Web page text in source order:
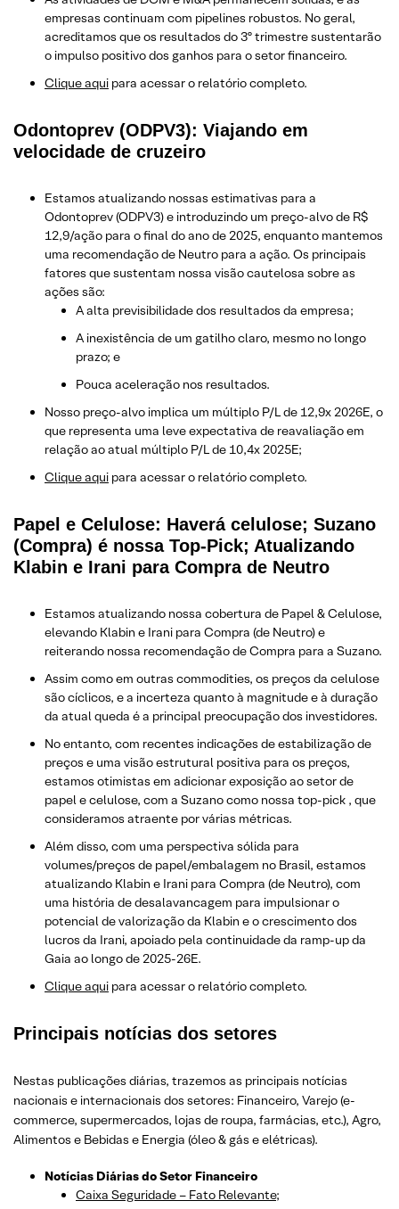
empresas continuam com pipelines robustos. No geral,
acreditamos que os resultados do 3º trimestre sustentarão
o impulso positivo dos ganhos para o setor financeiro.
Clique aqui para acessar o relatório completo.
Odontoprev (ODPV3): Viajando em
velocidade de cruzeiro
Estamos atualizando nossas estimativas para a
Odontoprev (ODPV3) e introduzindo um preço-alvo de R$
12,9/ação para o final do ano de 2025, enquanto mantemos
uma recomendação de Neutro para a ação. Os principais
fatores que sustentam nossa visão cautelosa sobre as
ações são:
A alta previsibilidade dos resultados da empresa;
A inexistência de um gatilho claro, mesmo no longo
prazo; e
Pouca aceleração nos resultados.
Nosso preço-alvo implica um múltiplo P/L de 12,9x 2026E, o
que representa uma leve expectativa de reavaliação em
relação ao atual múltiplo P/L de 10,4x 2025E;
Clique aqui para acessar o relatório completo.
Papel e Celulose: Haverá celulose; Suzano
(Compra) é nossa Top-Pick; Atualizando
Klabin e Irani para Compra de Neutro
Estamos atualizando nossa cobertura de Papel & Celulose,
elevando Klabin e Irani para Compra (de Neutro) e
reiterando nossa recomendação de Compra para a Suzano.
Assim como em outras commodities, os preços da celulose
são cíclicos, e a incerteza quanto à magnitude e à duração
da atual queda é a principal preocupação dos investidores.
No entanto, com recentes indicações de estabilização de
preços e uma visão estrutural positiva para os preços,
estamos otimistas em adicionar exposição ao setor de
papel e celulose, com a Suzano como nossa top-pick , que
consideramos atraente por várias métricas.
Além disso, com uma perspectiva sólida para
volumes/preços de papel/embalagem no Brasil, estamos
atualizando Klabin e Irani para Compra (de Neutro), com
uma história de desalavancagem para impulsionar o
potencial de valorização da Klabin e o crescimento dos
lucros da Irani, apoiado pela continuidade da ramp-up da
Gaia ao longo de 2025-26E.
​Clique aqui para acessar o relatório completo.
Principais notícias dos setores
Nestas publicações diárias, trazemos as principais notícias
nacionais e internacionais dos setores: Financeiro, Varejo(e-
commerce, supermercados, lojas de roupa, farmácias, etc.), Agro,
Alimentos e Bebidas e Energia (óleo & gás e elétricas).
Notícias Diárias do Setor Financeiro
Caixa Seguridade – Fato Relevante;